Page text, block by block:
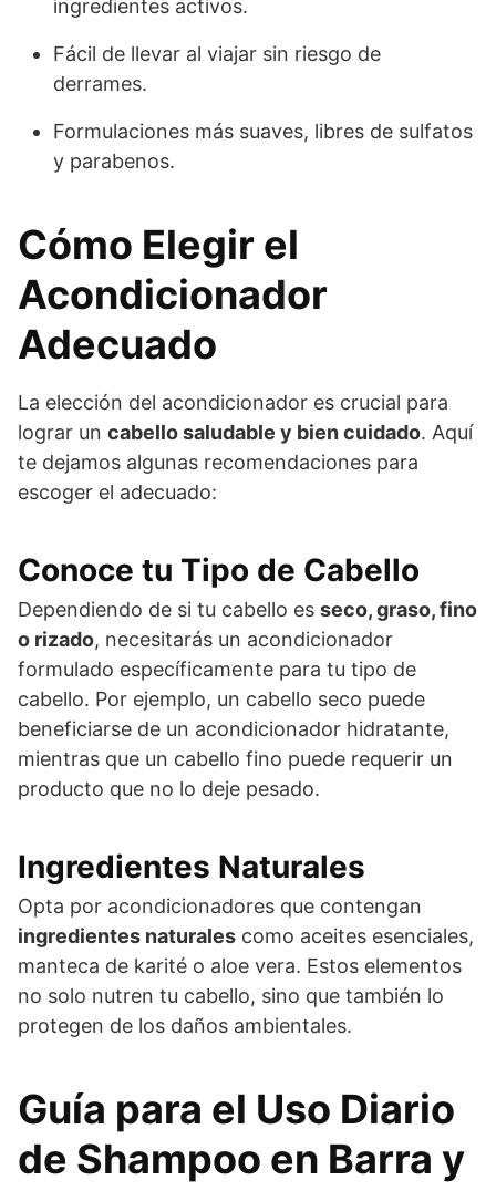
ingredientes activos.
Fácil de llevar al viajar sin riesgo de
derrames.
Formulaciones más suaves, libres de sulfatos
y parabenos.
Cómo Elegir el
Acondicionador
Adecuado
La elección del acondicionador es crucial para
lograr un cabello saludable y bien cuidado. Aquí
te dejamos algunas recomendaciones para
escoger el adecuado:
Conoce tu Tipo de Cabello
Dependiendo de si tu cabello es seco, graso, fino
o rizado, necesitarás un acondicionador
formulado específicamente para tu tipo de
cabello. Por ejemplo, un cabello seco puede
beneficiarse de un acondicionador hidratante,
mientras que un cabello fino puede requerir un
producto que no lo deje pesado.
Ingredientes Naturales
Opta por acondicionadores que contengan
ingredientes naturales como aceites esenciales,
manteca de karité o aloe vera. Estos elementos
no solo nutren tu cabello, sino que también lo
protegen de los daños ambientales.
Guía para el Uso Diario
de Shampoo en Barra y